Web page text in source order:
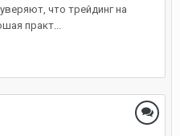
что трейдинг на
практ...